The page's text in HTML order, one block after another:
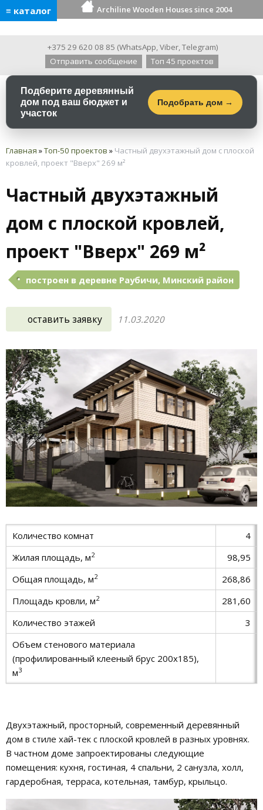
≡ каталог Archiline Wooden Houses since 2004
+375 29 620 08 85 (WhatsApp,Viber,Telegram)
Отправить сообщение
Топ 45 проектов
Подберите деревянный
дом под ваш бюджет и
участок
Подобрать дом →
Главная »Топ-50 проектов » Частный двухэтажный дом с плоской
кровлей, проект "Вверх" 269 м²
Частный двухэтажный
дом с плоской кровлей,
проект "Вверх" 269 м²
построен в деревне Раубичи, Минский район
оставить заявку 11.03.2020
Количество комнат
4
Жилая площадь, м2
98,95
Общая площадь, м2
268,86
Площадь кровли, м2
281,60
Количество этажей
3
Объем стенового материала
(профилированный клееный брус 200х185),
м3
Двухэтажный, просторный, современный деревянный
дом в стиле хай-тек с плоской кровлей в разных уровнях.
В частном доме запроектированы следующие
помещения: кухня, гостиная, 4 спальни, 2 санузла, холл,
гардеробная, терраса, котельная, тамбур, крыльцо.